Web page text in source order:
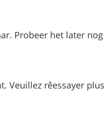
Probeer het later nog
Veuillez rêessayer plus